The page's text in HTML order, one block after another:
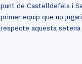
punt de Castelldefels i
primer equip que no
respecte aquesta